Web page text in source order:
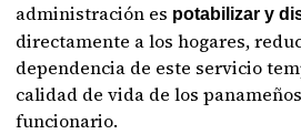
administración es potabilizar y
directamente a los hogares,
dependencia de este servicio
calidad de vida de los
funcionario.